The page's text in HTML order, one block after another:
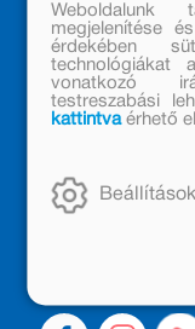
MÓRA
CSALÁDTAG
Kiadónk
olvasás
Weboldalunk
megjelenítése
érdekében
technológiákat
vonatkozó
testreszabási
kattintvaérhető
Beállítások